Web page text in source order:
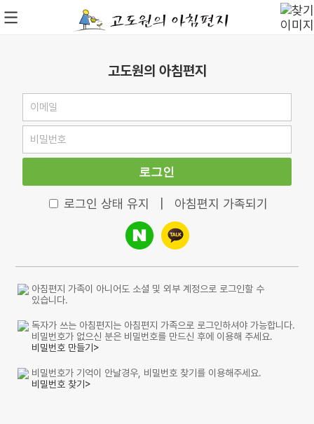
고도원의 아침편지
로그인
로그인 상태 유지 아침편지 가족되기
아침편지 가족이 아니어도 소셜 및 외부 계정으로 로그인할 수
있습니다.
독자가 쓰는 아침편지는 아침편지 가족으로 로그인하셔야 가능합니다.
비밀번호가 없으신 분은 비밀번호를 만드신 후에 이용해 주세요.
비밀번호 만들기>
비밀번호가 기억이 안날경우, 비밀번호 찾기를 이용해주세요.
비밀번호 찾기>